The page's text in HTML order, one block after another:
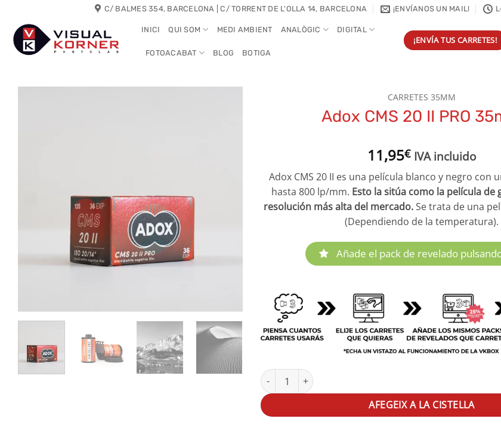
content
C/ BALMES 354, BARCELONA | C/ TORRENT DE L'OLLA 14, BARCELONA ¡ENVÍANOS UN MAIL!
INICI QUI SOM MEDI AMBIENT ANALÒGIC DIGITAL
FOTOACABAT BLOG BOTIGA
¡ENVÍA TUS CARRETES!
CARRETES 35MM
Adox CMS 20 II PRO
11,95€ IVA incluido
Adox CMS 20 II es una película blanco y negro con
hasta 800 lp/mm. Esto la sitúa como la película de
resolución más alta del mercado.Se trata de una
(Dependiendo de la temperatura).
Añade el pack de revelado
quantitat de Adox CMS 20 II PRO 35mm
AFEGEIX A LA CISTELLA